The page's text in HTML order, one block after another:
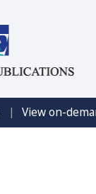
| View on-